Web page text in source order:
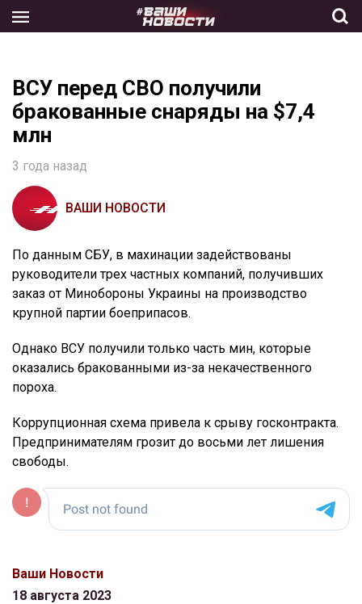
the
ВСУ перед СВО получили
бракованные снаряды на $7,4
млн
3 года назад
ВАШИ НОВОСТИ
По данным СБУ, в махинации задействованы
руководители трех частных компаний, получивших
заказ от Минобороны Украины на производство
крупной партии боеприпасов.
Однако ВСУ получили только часть мин, которые
оказались бракованными из-за некачественного
пороха.
Коррупционная схема привела к срыву госконтракта.
Предпринимателям грозит до восьми лет лишения
свободы.
Ваши Новости
18 августа 2023